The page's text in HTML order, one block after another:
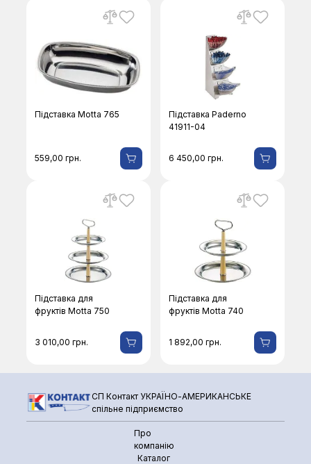
Підставка Motta 765
559,00грн.
Підставка Paderno
41911-04
6 450,00грн.
Підставка для
фруктів Motta 750
3 010,00грн.
Підставка для
фруктів Motta 740
1 892,00грн.
СП Контакт УКРАЇНО-АМЕРИКАНСЬКЕ
спільне підприємство
Про
компанію
Каталог